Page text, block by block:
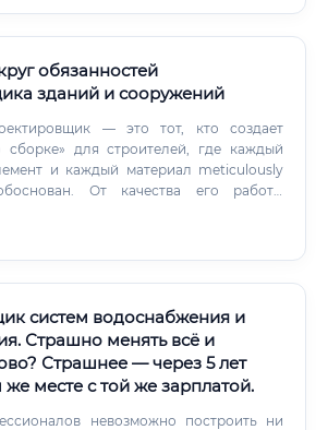
обязанностей
зданий и сооружений
— это тот, кто создает
сборке» для строителей, где каждый
и каждый материал meticulously
От качества его работы
и экономическая эффективность
систем водоснабжения и
Страшно менять всё и
Страшнее — через 5 лет
же месте с той же зарплатой.
невозможно построить ни